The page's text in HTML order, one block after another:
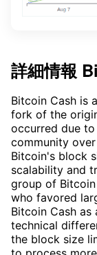
詳細情報
Bitcoin Cash is
fork of the
occurred due
community
Bitcoin's block
scalability and
group of
who favored
Bitcoin Cash
technical
the block size